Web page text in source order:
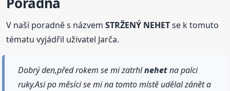
V naší poradně s názvemSTRŽENÝ NEHETse k tomuto
tématu vyjádřil uživatel Jarča.
Dobrý den,před rokem se mi zatrhlnehetna palci
ruky.Asi po měsíci se mi na tomto místě udělal zánět a